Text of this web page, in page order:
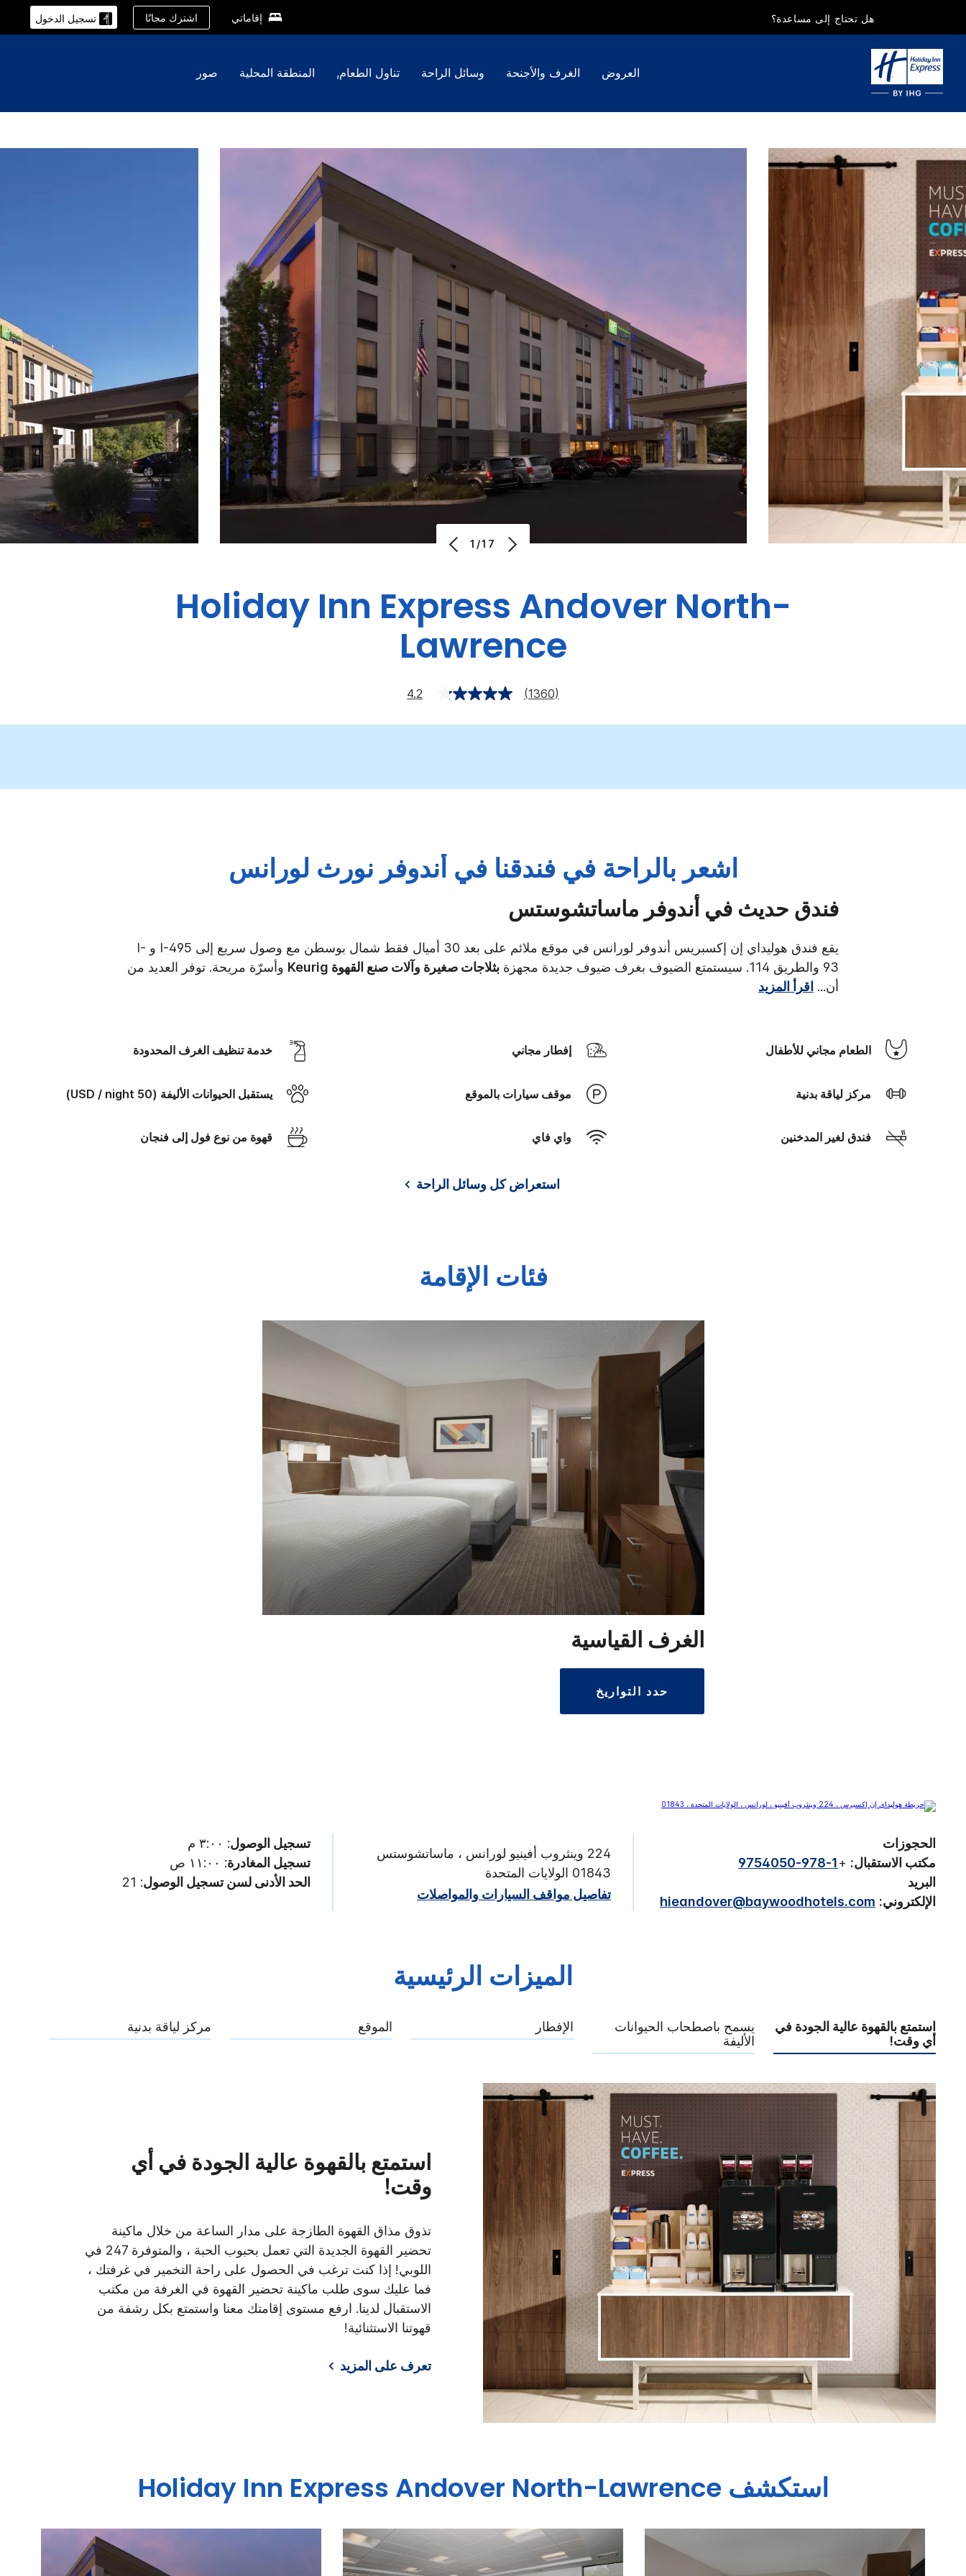
هل تحتاج إلى مساعدة؟ إقاماتي اشترك مجانًا تسجيل الدخول
العروض الغرف والأجنحة وسائل الراحة تناول الطعام, المنطقة المحلية صور
1/17
Holiday Inn Express Andover North-
Lawrence
4.2 (1360)
اشعر بالراحة في فندقنا في أندوفر نورث لورانس
فندق حديث في أندوفر ماساتشوستس
يقع فندق هوليداي إن إكسبريس أندوفر لورانس في موقع ملائم على بعد 30 أميال فقط شمال بوسطن مع وصول سريع إلى I-495 و I-
93 والطريق 114. سيستمتع الضيوف بغرف ضيوف جديدة مجهزة
بثلاجات صغيرة وآلات صنع القهوة Keurig
وأسرّة مريحة. توفر العديد من
أن... اقرأ المزيد
الطعام مجاني للأطفال إفطار مجاني ‫‫خدمة تنظيف الغرف‬‬ المحدودة
مركز لياقة بدنية موقف سيارات بالموقع يستقبل الحيوانات الأليفة (50 USD / night)
فندق لغير المدخنين واي فاي قهوة من نوع فول إلى فنجان
استعراض كل وسائل الراحة
فئات الإقامة
الغرف القياسية
حدد التواريخ
الحجوزات
مكتب الاستقبال: +
1-978-9754050
البريد
الإلكتروني: hieandover@baywoodhotels.com
224 وينثروب أفينيو لورانس ، ماساتشوستس
01843 الولايات المتحدة
تفاصيل مواقف السيارات والمواصلات
تسجيل الوصول: ٣:٠٠ م
تسجيل المغادرة: ١١:٠٠ ص
الحد الأدنى لسن تسجيل الوصول: 21
الميزات الرئيسية
استمتع بالقهوة عالية الجودة في
أي وقت!
يسمح باصطحاب الحيوانات
الأليفة
الإفطار الموقع مركز لياقة بدنية
استمتع بالقهوة عالية الجودة في أي
وقت!
تذوق مذاق القهوة الطازجة على مدار الساعة من خلال ماكينة
تحضير القهوة الجديدة التي تعمل بحبوب الحبة ، والمتوفرة 247 في
اللوبي! إذا كنت ترغب في الحصول على راحة التخمير في غرفتك ،
فما عليك سوى طلب ماكينة تحضير القهوة في الغرفة من مكتب
الاستقبال لدينا. ارفع مستوى إقامتك معنا واستمتع بكل رشفة من
قهوتنا الاستثنائية!
تعرف على المزيد
استكشف Holiday Inn Express Andover North-Lawrence